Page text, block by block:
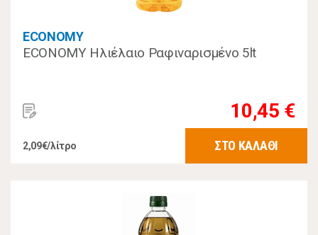
ECONOMY
ECONOMY Ηλιέλαιο Ραφιναρισμένο 5lt
10,45 €
2,09€/λίτρο ΣΤΟ ΚΑΛΑΘΙ